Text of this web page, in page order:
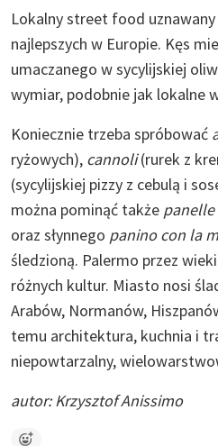
Lokalny street food
najlepszych w Europie. Kęs
umaczanego w sycylijskiej
wymiar, podobnie jak lokalne
Koniecznie trzeba spróbować
ryżowych), cannoli(rurek z
(sycylijskiej pizzy z cebulą i
można pominąć także panelle
oraz słynnego panino con la
śledzioną. Palermo przez
różnych kultur. Miasto nosi
Arabów, Normanów,
temu architektura, kuchnia i
niepowtarzalny,
autor: Krzysztof Anissimo